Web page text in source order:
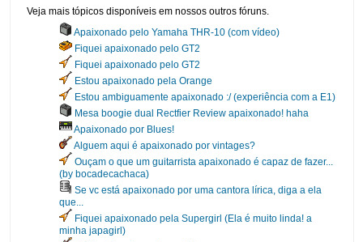
Veja mais tópicos disponíveis em nossos outros fóruns.
Apaixonado pelo Yamaha THR-10 (com vídeo)
Fiquei apaixonado pelo GT2
Fiquei apaixonado pelo GT2
Estou apaixonado pela Orange
Estou ambiguamente apaixonado :/ (experiência com a E1)
Mesa boogie dual Rectfier Review apaixonado! haha
Apaixonado por Blues!
Alguem aqui é apaixonado por vintages?
Ouçam o que um guitarrista apaixonado é capaz de fazer...
(by bocadecachaca)
Se vc está apaixonado por uma cantora lírica, diga a ela
que...
Fiquei apaixonado pela Supergirl (Ela é muito linda! a
minha japagirl)